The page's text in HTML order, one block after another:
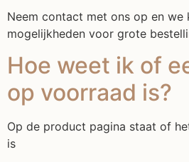
Neem contact met ons op en we
mogelijkheden voor grote
Hoe weet ik of
op voorraad is?
Op de product pagina staat of
is